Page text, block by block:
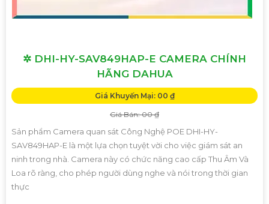
✲ DHI-HY-SAV849HAP-E CAMERA CHÍNH
HÃNG DAHUA
Giá Khuyến Mại: 00 ₫
Giá Bán: 00 ₫
Sản phẩm Camera quan sát Công Nghệ POE DHI-HY-
SAV849HAP-E là một lựa chọn tuyệt vời cho việc giám sát an
ninh trong nhà. Camera này có chức năng cao cấp Thu Âm Và
Loa rõ ràng, cho phép người dùng nghe và nói trong thời gian
thực